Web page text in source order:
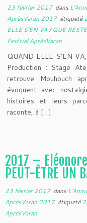
23 février 2017dans
AprèsVaran 2017 étiqueté
ELLE S'EN VA/QUE
Festival AprèsVaran
QUAND ELLE S’EN
Production : Stage
retrouve Mouhouch
évoquent avec
histoires et leurs
raconte, à […]
2017 –
PEUT-ÊTRE UN
23 février 2017dans
AprèsVaran 2017 étiqueté
AprèsVaran